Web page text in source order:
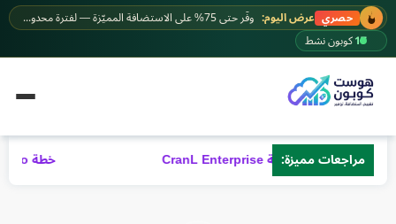
تخطى
إلى
حصري عرض اليوم: وفّر حتى 75% على الاستضافة المميّزة — لفترة محدودة.
17كوبون نشط
مراجعات مميزة:
خطة CranL Enterprise